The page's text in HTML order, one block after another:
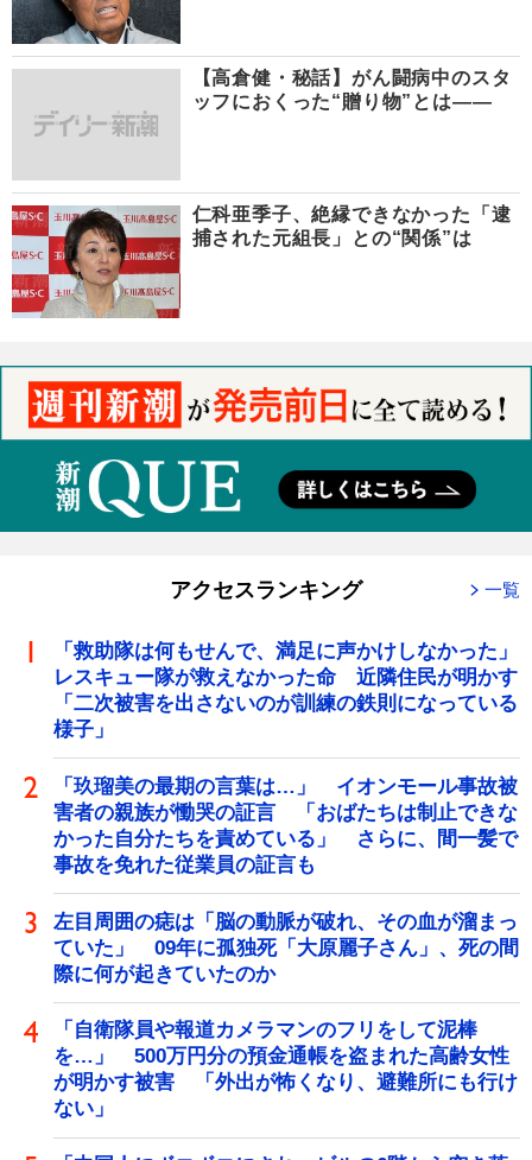
【高倉健・秘話】がん闘病中のスタ
ッフにおくった“贈り物”とは――
仁科亜季子、絶縁できなかった「逮
捕された元組長」との“関係”は
アクセスランキング 一覧
「救助隊は何もせんで、満足に声かけしなかった」
レスキュー隊が救えなかった命 近隣住民が明かす
「二次被害を出さないのが訓練の鉄則になっている
様子」
「玖瑠美の最期の言葉は…」 イオンモール事故被
害者の親族が慟哭の証言 「おばたちは制止できな
かった自分たちを責めている」 さらに、間一髪で
事故を免れた従業員の証言も
左目周囲の痣は「脳の動脈が破れ、その血が溜まっ
ていた」 09年に孤独死「大原麗子さん」、死の間
際に何が起きていたのか
「自衛隊員や報道カメラマンのフリをして泥棒
を…」 500万円分の預金通帳を盗まれた高齢女性
が明かす被害 「外出が怖くなり、避難所にも行け
ない」